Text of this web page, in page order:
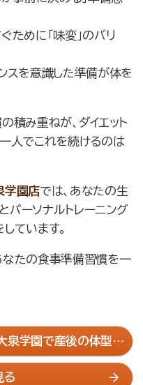
ために「味変」のバリ
スを意識した準備が体を
積み重ねが、ダイエット
人でこれを続けるのは
学園店では、あなたの生
パーソナルトレーニング
ています。
なたの食事準備習慣を一
泉学園で産後の体型改
よう
る